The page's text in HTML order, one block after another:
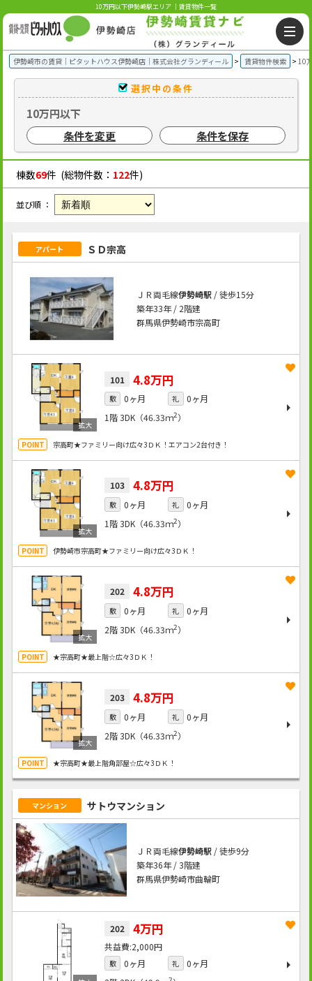
10万円以下伊勢崎駅エリア ｜賃貸物件一覧
伊勢崎市の賃貸｜ピタットハウス伊勢崎店｜株式会社グランディール 賃貸物件検索 10
選択中の条件
10万円以下
条件を変更
条件を保存
棟数69件 (総物件数： 122件)
並び順 ：
アパート ＳＤ宗高
ＪＲ両毛線伊勢崎駅/ 徒歩15分
築年33年 / 2階建
群馬県伊勢崎市宗高町
101 4.8万円
敷 0ヶ月 礼
0ヶ月
1階3DK（46.33ｍ2）
宗高町★ファミリー向け広々3ＤＫ！エアコン2台付き！
103 4.8万円
敷 0ヶ月 礼
0ヶ月
1階3DK（46.33ｍ2）
伊勢崎市宗高町★ファミリー向け広々3ＤＫ！
202 4.8万円
敷 0ヶ月 礼
0ヶ月
2階3DK（46.33ｍ2）
★宗高町★最上階☆広々3ＤＫ！
203 4.8万円
敷 0ヶ月 礼
0ヶ月
2階3DK（46.33ｍ2）
★宗高町★最上階角部屋☆広々3ＤＫ！
マンション サトウマンション
ＪＲ両毛線伊勢崎駅/ 徒歩9分
築年36年 / 3階建
群馬県伊勢崎市曲輪町
202 4万円
2,000円
敷 0ヶ月 礼
0ヶ月